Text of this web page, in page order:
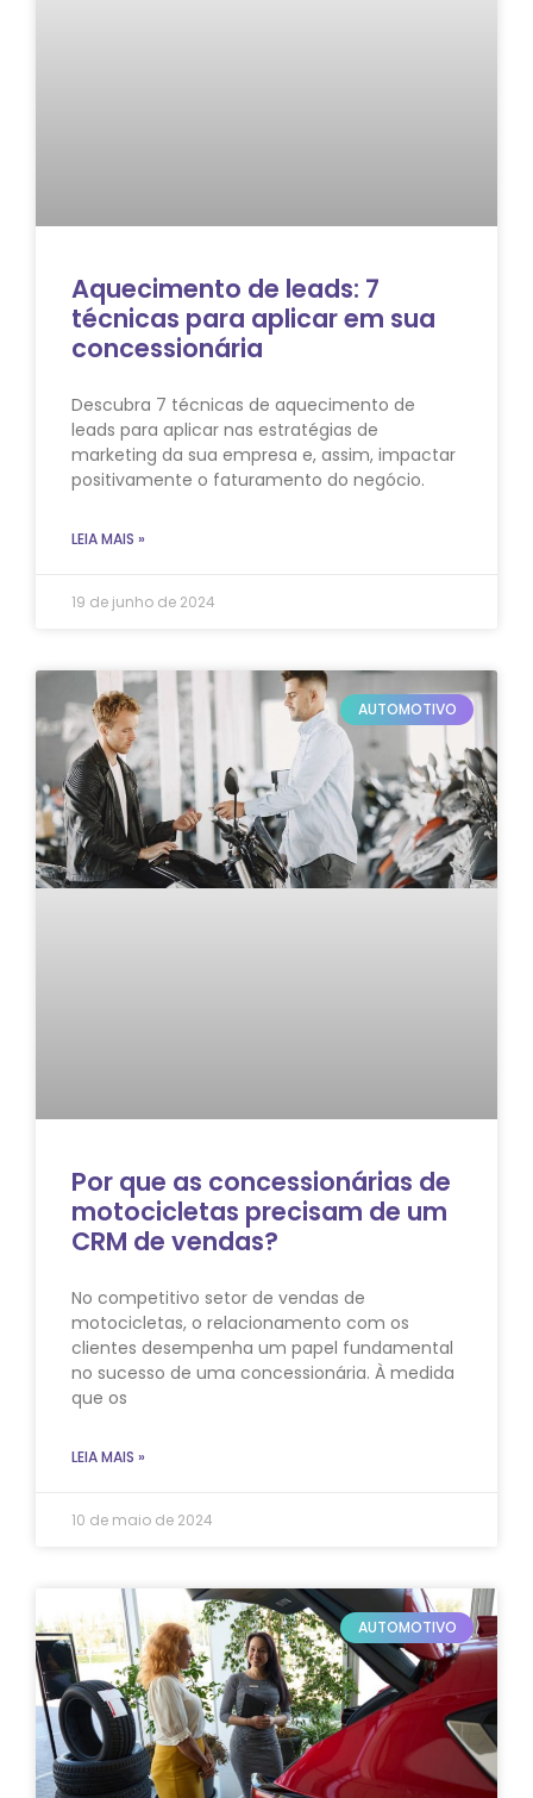
Aquecimento de leads: 7
técnicas para aplicar em sua
concessionária
Descubra 7 técnicas de aquecimento de
leads para aplicar nas estratégias de
marketing da sua empresa e, assim, impactar
positivamente o faturamento do negócio.
LEIA MAIS »
19 de junho de 2024
AUTOMOTIVO
Por que as concessionárias de
motocicletas precisam de um
CRM de vendas?
No competitivo setor de vendas de
motocicletas, o relacionamento com os
clientes desempenha um papel fundamental
no sucesso de uma concessionária. À medida
que os
LEIA MAIS »
10 de maio de 2024
AUTOMOTIVO